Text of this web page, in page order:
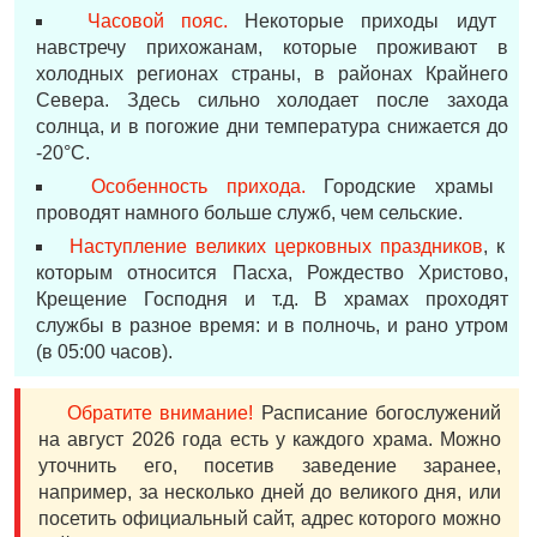
Часовой пояс. Некоторые приходы идут
навстречу прихожанам, которые проживают в
холодных регионах страны, в районах Крайнего
Севера. Здесь сильно холодает после захода
солнца, и в погожие дни температура снижается до
-20°С.
Особенность прихода. Городские храмы
проводят намного больше служб, чем сельские.
Наступление великих церковных праздников, к
которым относится Пасха, Рождество Христово,
Крещение Господня и т.д. В храмах проходят
службы в разное время: и в полночь, и рано утром
(в 05:00 часов).
Обратите внимание! Расписание богослужений
на август 2026 года есть у каждого храма. Можно
уточнить его, посетив заведение заранее,
например, за несколько дней до великого дня, или
посетить официальный сайт, адрес которого можно